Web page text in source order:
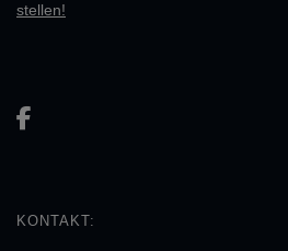
stellen!
KONTAKT: